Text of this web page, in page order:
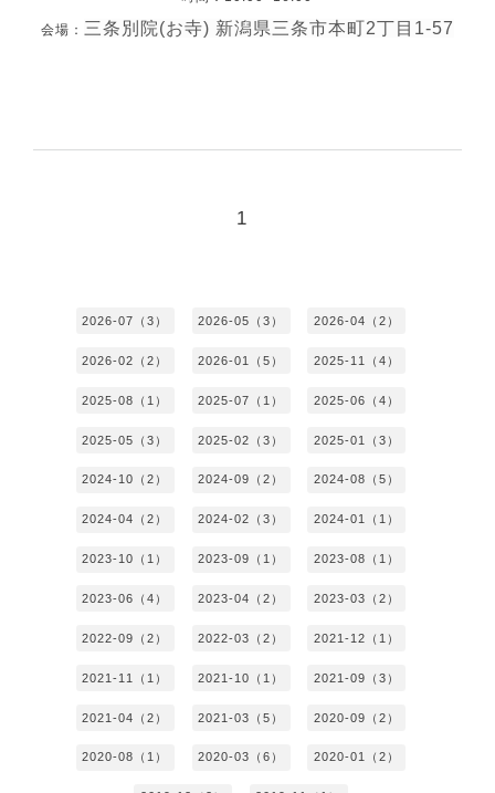
会場： 三条別院(お寺) 新潟県三条市本町2丁目1-57
1
2026-07（3） 2026-05（3） 2026-04（2）
2026-02（2） 2026-01（5） 2025-11（4）
2025-08（1） 2025-07（1） 2025-06（4）
2025-05（3） 2025-02（3） 2025-01（3）
2024-10（2） 2024-09（2） 2024-08（5）
2024-04（2） 2024-02（3） 2024-01（1）
2023-10（1） 2023-09（1） 2023-08（1）
2023-06（4） 2023-04（2） 2023-03（2）
2022-09（2） 2022-03（2） 2021-12（1）
2021-11（1） 2021-10（1） 2021-09（3）
2021-04（2） 2021-03（5） 2020-09（2）
2020-08（1） 2020-03（6） 2020-01（2）